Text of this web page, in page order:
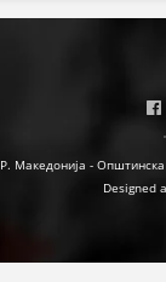
Македонија -
Designed